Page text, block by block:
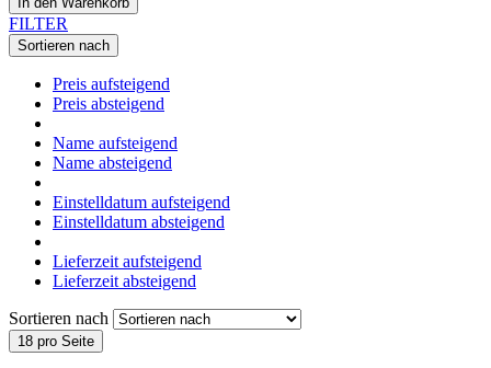
FILTER
Sortieren nach
Preis aufsteigend
Preis absteigend
Name aufsteigend
Name absteigend
Einstelldatum aufsteigend
Einstelldatum absteigend
Lieferzeit aufsteigend
Lieferzeit absteigend
Sortieren nach
18 pro Seite